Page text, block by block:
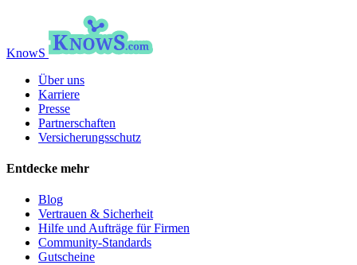
KnowS
Über uns
Karriere
Presse
Partnerschaften
Versicherungsschutz
Entdecke mehr
Blog
Vertrauen & Sicherheit
Hilfe und Aufträge für Firmen
Community-Standards
Gutscheine